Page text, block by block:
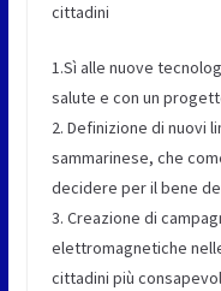
cittadini
1.Sì alle nuove
salute e con un
2. Definizione di nuovi
sammarinese, che
decidere per il bene
3. Creazione di
elettromagnetiche
cittadini più